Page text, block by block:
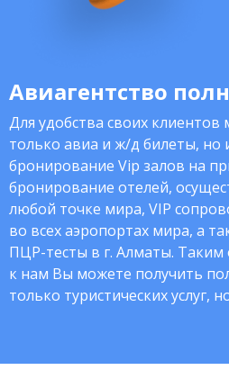
Авиагентство
Для удобства своих
только авиа и ж/д билеты, но
бронирование Vip залов на
бронирование отелей,
любой точке мира, VIP
во всех аэропортах мира, а
ПЦР-тесты в г. Алматы.
к нам Вы можете получить
только туристических услуг,